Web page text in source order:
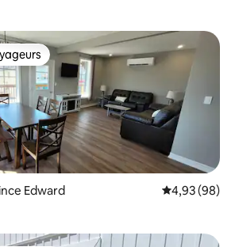
Edward Note
4,93 (98)